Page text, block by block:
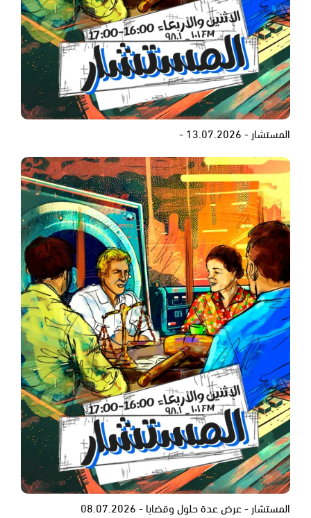
المستشار - 13.07.2026 -
المستشار - عرض عدة حلول وقضايا - 08.07.2026